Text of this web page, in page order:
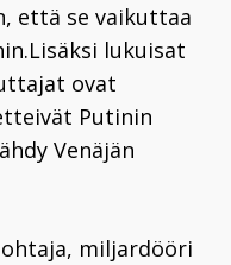
että se vaikuttaa
lukuisat
ovat
Putinin
Venäjän
miljardööri